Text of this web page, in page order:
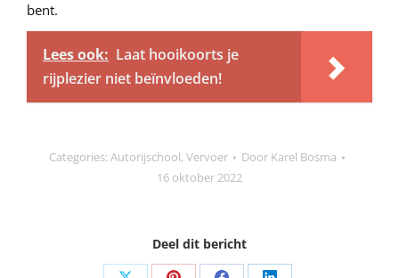
bent.
Lees ook: Laat hooikoorts je
rijplezier niet beïnvloeden!
Categories: Autorijschool, Vervoer Door Karel Bosma
16 oktober 2022
Deel dit bericht